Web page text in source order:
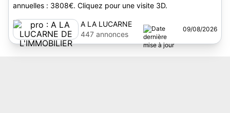
annuelles : 3808€. Cliquez pour une visite 3D.
A LA LUCARNE
DE L'IMMOBILIER
447 annonces
09/08/2026